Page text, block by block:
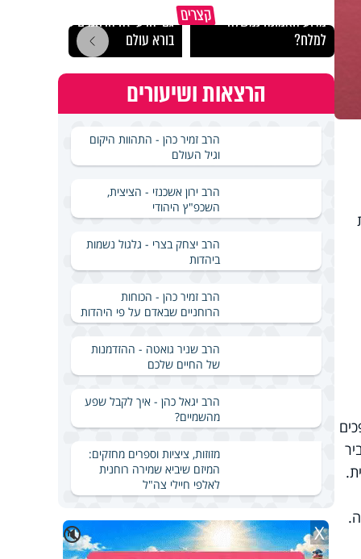
קצרים
מדוע האמונה נמשלה
למלח?
גם ׳הרע׳ זה הרחמים של
בורא עולם
הרצאות ושיעורים
הרב זמיר כהן - התהוות היקום
וגיל העולם
הרב ירון אשכנזי - הציצית,
השכפ"ץ היהודי
הרב יצחק בצרי - גלגול נשמות
ביהדות
הרב זמיר כהן - הכוחות
הרוחניים שבאדם על פי היהדות
הרב שניר גואטה - ההזדמנות
של החיים שלכם
הרב יגאל כהן - איך לקבל שפע
מהשמיים?
מזוזות, ציציות וספרים מחזקים:
המיזם שיביא שמירה רוחנית
לאלפי חיילי צה"ל
🔇 X